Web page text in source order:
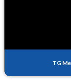
PM25
TG